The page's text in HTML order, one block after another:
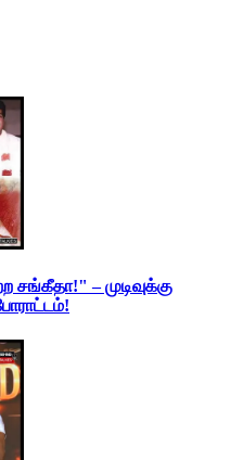
சங்கீதா!" – முடிவுக்கு